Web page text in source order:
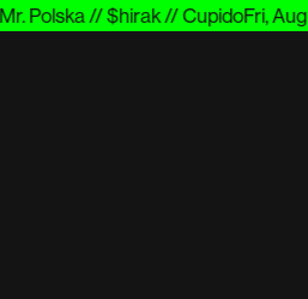
Polska // $hirak // CupidoFri, Aug 28